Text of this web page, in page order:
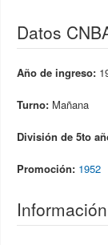
Datos
Año de ingreso:
Turno: Mañana
División de 5to
Promoción: 1952